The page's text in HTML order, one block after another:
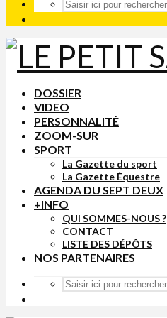
DOSSIER
VIDEO
PERSONNALITÉ
ZOOM-SUR
SPORT
La Gazette du sport
La Gazette Équestre
AGENDA DU SEPT DEUX
+INFO
QUI SOMMES-NOUS ?
CONTACT
LISTE DES DÉPÔTS
NOS PARTENAIRES